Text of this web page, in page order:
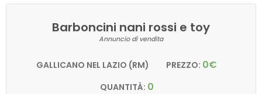
Barboncini nani rossi e toy
Annuncio di vendita
GALLICANO NEL LAZIO (RM) PREZZO: 0€
QUANTITÀ: 0